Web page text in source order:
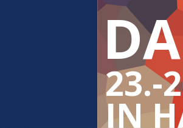
23.-
IN